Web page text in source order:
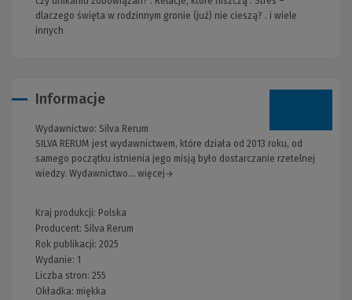
dlaczego święta w rodzinnym gronie (już) nie cieszą? . i wiele
innych
Informacje
Wydawnictwo: Silva Rerum
SILVA RERUM jest wydawnictwem, które działa od 2013 roku, od
samego początku istnienia jego misją było dostarczanie rzetelnej
wiedzy. Wydawnictwo... więcej→
Kraj produkcji: Polska
Producent: Silva Rerum
Rok publikacji: 2025
Wydanie: 1
Liczba stron: 255
Okładka: miękka